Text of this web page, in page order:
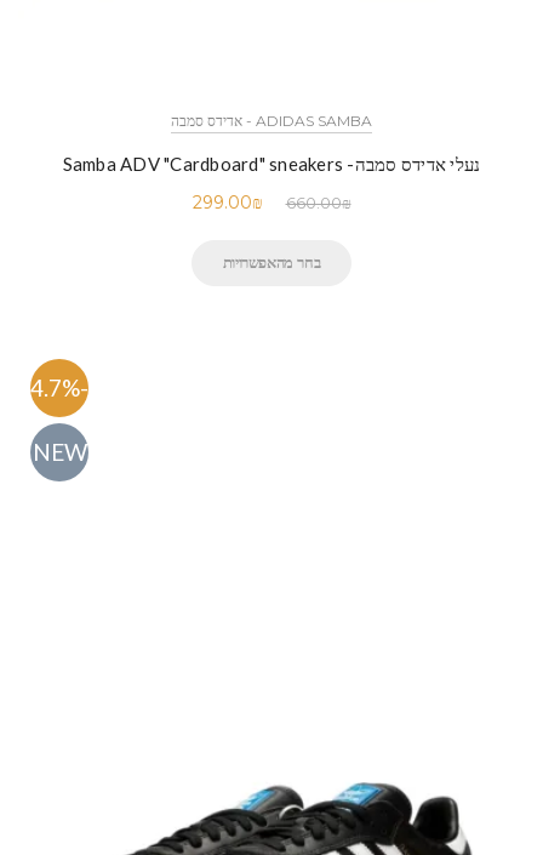
ADIDAS SAMBA - אדידס סמבה
נעלי אדידס סמבה- Samba ADV "Cardboard" sneakers
660.00₪
299.00₪
בחר מהאפשרויות
-54.7%
NEW